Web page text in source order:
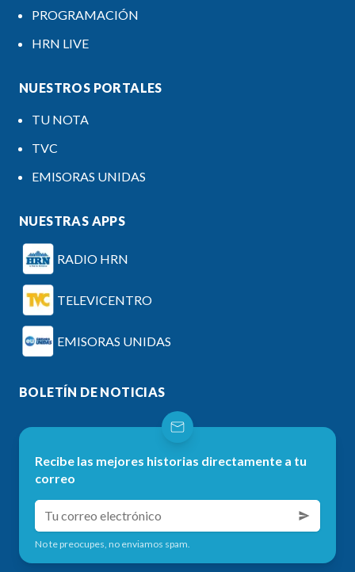
PROGRAMACIÓN
HRN LIVE
NUESTROS PORTALES
TU NOTA
TVC
EMISORAS UNIDAS
NUESTRAS APPS
RADIO HRN
TELEVICENTRO
EMISORAS UNIDAS
BOLETÍN DE NOTICIAS
Recibe las mejores historias directamente a tu
correo
No te preocupes, no enviamos spam.